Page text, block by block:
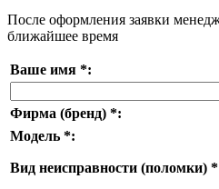
После оформления заявки
ближайшее время
Ваше имя *:
Фирма (бренд) *:
Модель *:
Вид неисправности (поломки) *